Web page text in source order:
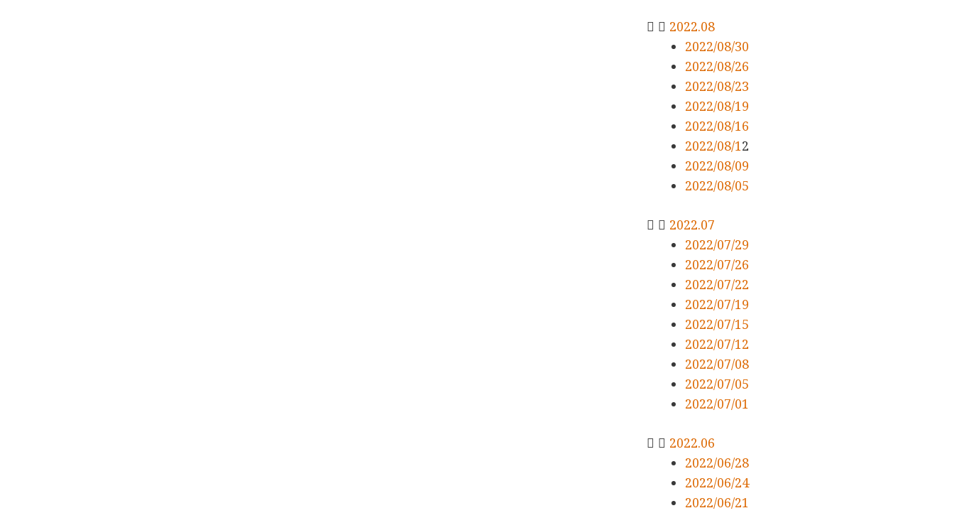
2022.08
2022/08/30
2022/08/26
2022/08/23
2022/08/19
2022/08/16
2022/08/12
2022/08/09
2022/08/05
2022.07
2022/07/29
2022/07/26
2022/07/22
2022/07/19
2022/07/15
2022/07/12
2022/07/08
2022/07/05
2022/07/01
2022.06
2022/06/28
2022/06/24
2022/06/21